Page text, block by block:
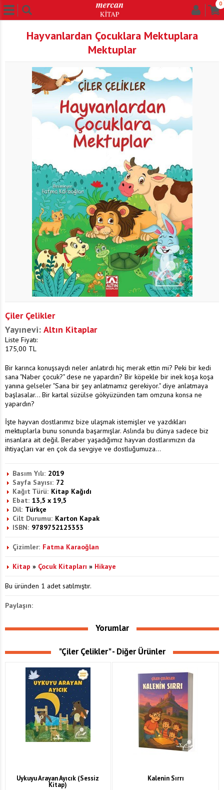
0
Hayvanlardan Çocuklara Mektuplara
Mektuplar
Çiler Çelikler
Yayınevi: Altın Kitaplar
Liste Fiyatı:
175,00 TL
Bir karınca konuşsaydı neler anlatırdı hiç merak ettin mi? Peki bir kedi
sana "Naber çocuk?" dese ne yapardın? Bir köpekle bir inek koşa koşa
yanına gelseler "Sana bir şey anlatmamız gerekiyor." diye anlatmaya
başlasalar... Bir kartal süzülse gökyüzünden tam omzuna konsa ne
yapardın?
İşte hayvan dostlarımız bize ulaşmak istemişler ve yazdıkları
mektuplarla bunu sonunda başarmışlar. Aslında bu dünya sadece biz
insanlara ait değil. Beraber yaşadığımız hayvan dostlarımızın da
ihtiyaçları var en çok da sevgiye ve dostluğumuza...
Basım Yılı: 2019
Sayfa Sayısı: 72
Kağıt Türü: Kitap Kağıdı
Ebat: 13,5 x 19,5
Dil: Türkçe
Cilt Durumu: Karton Kapak
ISBN: 9789752125353
Çizimler: Fatma Karaoğlan
Kitap » Çocuk Kitapları » Hikaye
Bu üründen 1 adet satılmıştır.
Paylaşın:
Yorumlar
"Çiler Çelikler" - Diğer Ürünler
Uykuyu Arayan Ayıcık (Sessiz
Kitap)
Kalenin Sırrı